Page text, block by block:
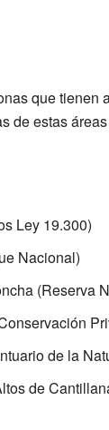
que tienen
de estas
Ley 19.300)
Nacional)
(Reserva
de la
de